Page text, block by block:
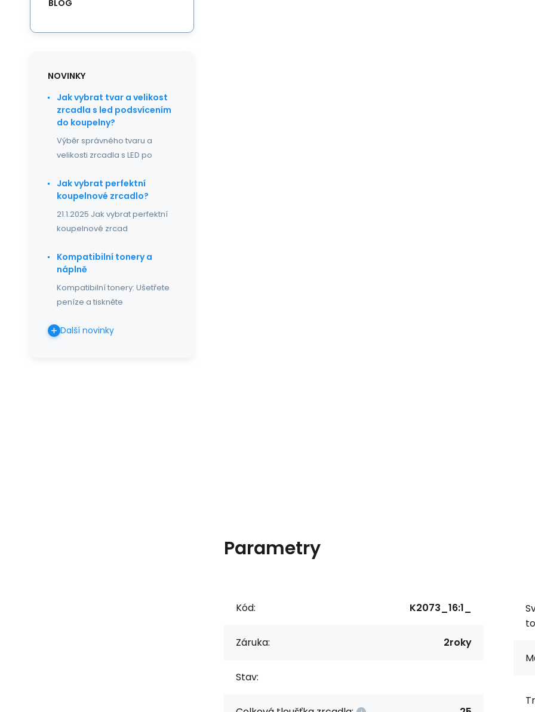
Parametry
Kód: K2073_16:1_
Záruka: 2roky
Stav:
BLOG
NOVINKY
Jak vybrat tvar a velikost
zrcadla s led podsvícením
do koupelny?
Výběr správného tvaru a
velikosti zrcadla s LED po
Jak vybrat perfektní
koupelnové zrcadlo?
21.1.2025 Jak vybrat perfektní
koupelnové zrcad
Kompatibilní tonery a
náplně
Kompatibilní tonery: Ušetřete
peníze a tiskněte
Další novinky